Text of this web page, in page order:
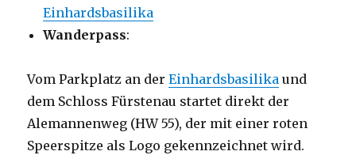
Einhardsbasilika
Wanderpass:
Vom Parkplatz an derEinhardsbasilika und
dem Schloss Fürstenau startet direkt der
Alemannenweg (HW 55), der mit einer roten
Speerspitze als Logo gekennzeichnet wird.